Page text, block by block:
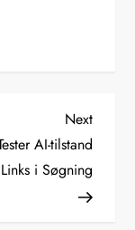
Next
Post
Next
AI-tilstand
i Søgning